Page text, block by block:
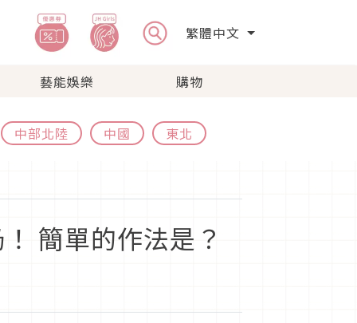
繁體中文
藝能娛樂 購物
中部北陸 中國 東北
簡單的作法是？